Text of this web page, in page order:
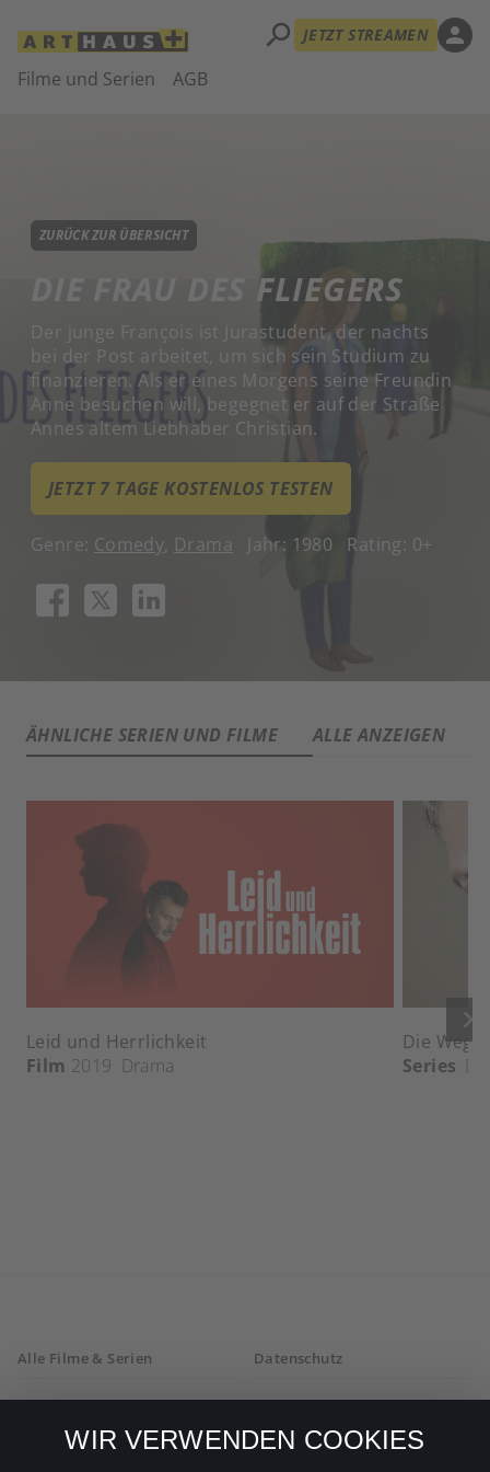
WIR VERWENDEN COOKIES
Filme und Serien AGB
search JETZT STREAMEN person
ZURÜCK ZUR ÜBERSICHT
DIE FRAU DES FLIEGERS
Der junge François ist Jurastudent, der nachts
bei der Post arbeitet, um sich sein Studium zu
finanzieren. Als er eines Morgens seine Freundin
Anne besuchen will, begegnet er auf der Straße
Annes altem Liebhaber Christian.
JETZT 7 TAGE KOSTENLOS TESTEN
Genre: Comedy, Drama Jahr: 1980 Rating: 0+
ÄHNLICHE SERIEN UND FILME ALLE ANZEIGEN
keyboard_arrow_right
Leid und Herrlichkeit
Film 2019 Drama
Die
Series
Alle Filme & Serien Datenschutz